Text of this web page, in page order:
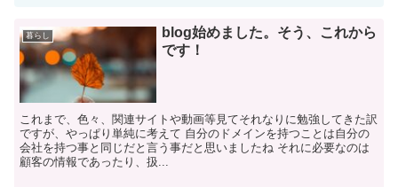
暮らし
blog始めました。そう、これから
です！
これまで、色々、関連サイトや動画等見てそれなりに勉強してきた訳
ですが、やっぱり単純に考えて 自分のドメインを持つことは自分の
会社を持つ事と同じだと言う事だと思いましたね それに必要なのは
顧客の情報であったり、扱...